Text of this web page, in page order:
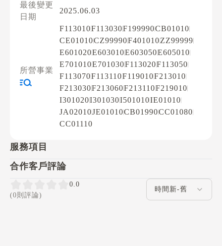
最後變更
日期
2025.06.03
所營事業
F113010F113030F199990CB01010
CE01010CZ99990F401010ZZ99999
E601020E603010E603050E605010
E701010E701030F113020F113050
F113070F113110F119010F213010
F213030F213060F213110F219010
I301020I301030I501010IE01010
JA02010JE01010CB01990CC01080
CC01110
服務項目
合作客戶評論
0.0
(0則評論)
評論排序